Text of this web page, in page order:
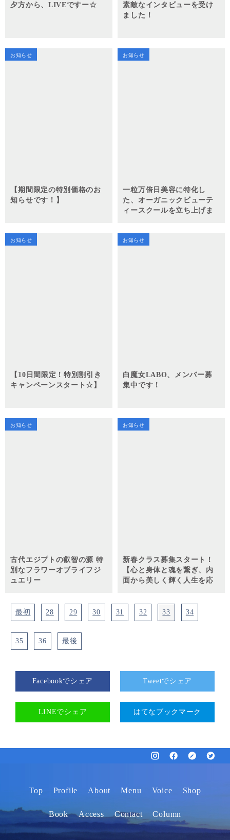
夕方から、LIVEですー☆
素敵なインタビューを受け
ました！
お知らせ
【期間限定の特別価格のお
知らせです！】
お知らせ
一粒万倍日美容に特化し
た、オーガニックビューテ
ィースクールを立ち上げま
お知らせ
【10日間限定！特別割引き
キャンペーンスタート☆】
お知らせ
白魔女LABO、メンバー募
集中です！
お知らせ
古代エジプトの叡智の源 特
別なフラワーオブライフジ
ュエリー
お知らせ
新春クラス募集スタート！
【心と身体と魂を繋ぎ、内
面から美しく輝く人生を応
ジ』】
最初 28 29 30 31 32 33 34
35 36 最後
Facebookでシェア Tweetでシェア
LINEでシェア はてなブックマーク
Top Profile About Menu Voice Shop
Book Access Contact Column